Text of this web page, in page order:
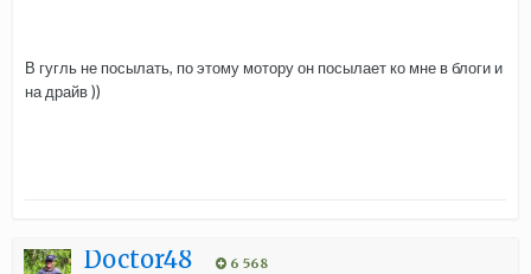
В гугль не посылать, по этому мотору он посылает ко мне в блоги и
на драйв ))
Doctor48 6 568